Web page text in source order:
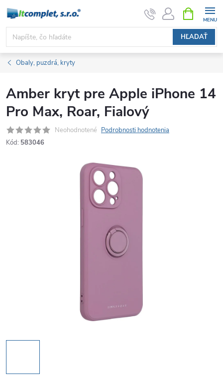
Prejsť
obsah
HĽADAŤ
KOŠÍK
Obaly, puzdrá, kryty
Amber kryt pre Apple iPhone 14
Pro Max, Roar, Fialový
Neohodnotené Podrobnosti hodnotenia
Kód: 583046